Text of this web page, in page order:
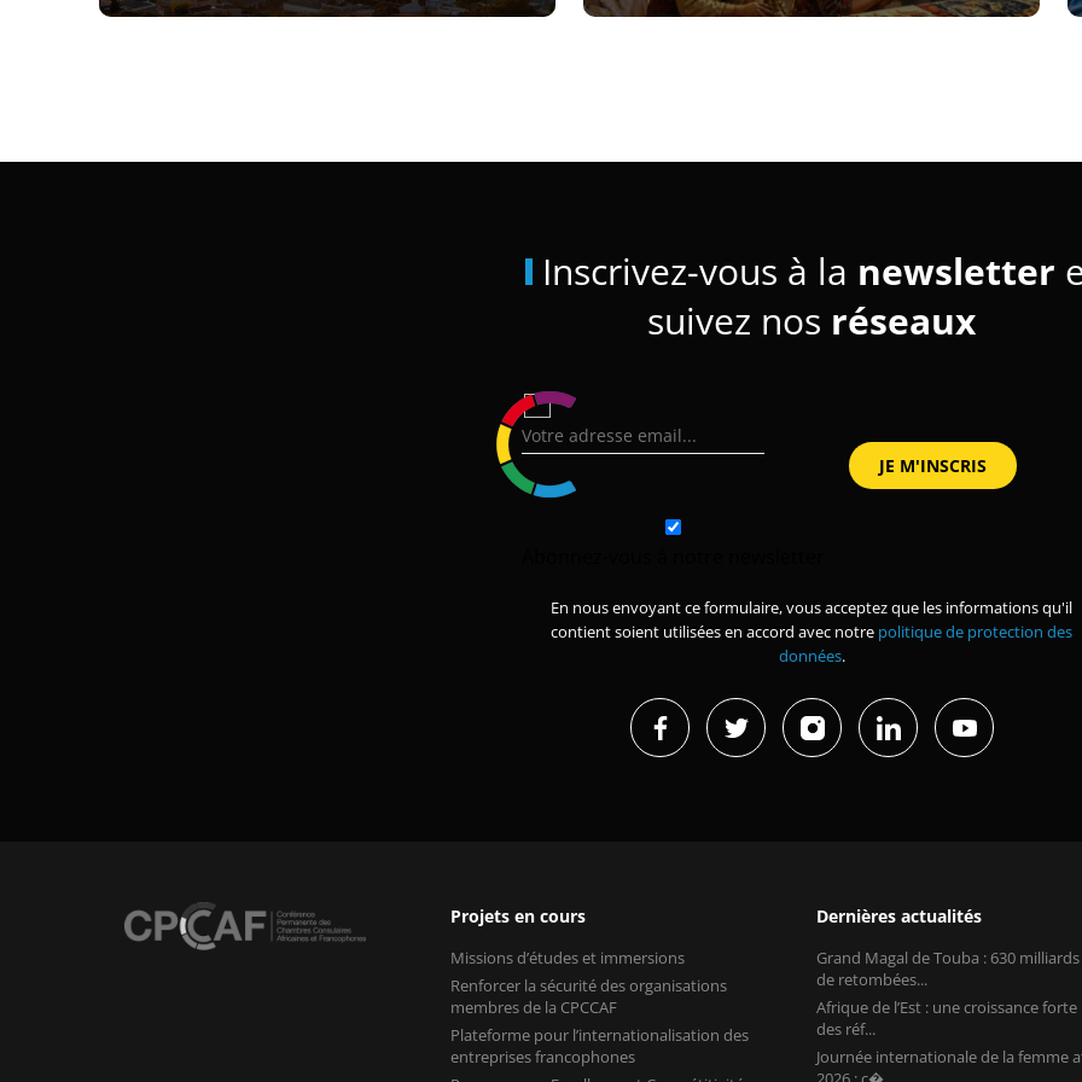
Inscrivez-vous à la newsletter
suivez nos réseaux
En nous envoyant ce formulaire, vous acceptez que les informations qu'il
contient soient utilisées en accord avec notre politique de protection des
données.
Projets en cours
Missions d’études et immersions
Renforcer la sécurité des organisations
membres de la CPCCAF
Plateforme pour l’internationalisation des
entreprises francophones
Dernières actualités
Grand Magal de Touba : 630 milliards
de retombées...
Afrique de l’Est : une croissance forte
des réf...
Journée internationale de la femme